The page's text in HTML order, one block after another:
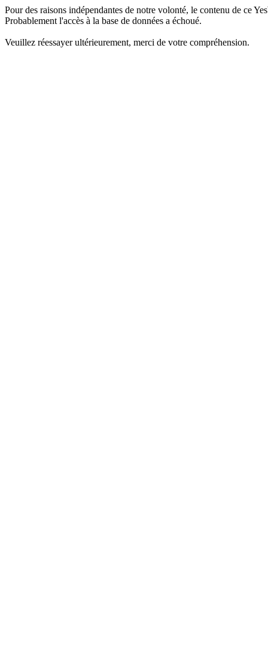
Pour des raisons indépendantes de notre volonté, le contenu de ce
Probablement l'accès à la base de données a échoué.
Veuillez réessayer ultérieurement, merci de votre compréhension.